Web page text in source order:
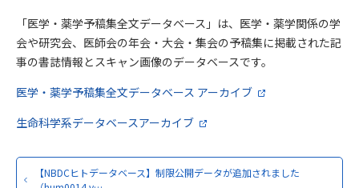
「医学・薬学予稿集全文データベース」は、医学・薬学関係の学
会や研究会、医師会の年会・大会・集会の予稿集に掲載された記
事の書誌情報とスキャン画像のデータベースです。
医学・薬学予稿集全文データベース アーカイブ
生命科学系データベースアーカイブ
【NBDCヒトデータベース】制限公開データが追加されました